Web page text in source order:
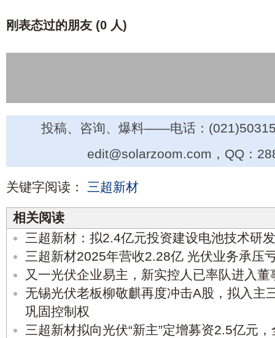
刚表态过的朋友 (0 人)
投稿、咨询、爆料——电话：
edit@solarzoom.com，QQ：
关键字阅读： 三超新材
相关阅读
三超新材：拟2.4亿元投资建设电池技术研
三超新材2025年营收2.28亿 光伏业务承压
又一光伏企业易主，新实控人已率队进入董
无锡光伏老板柳敬麒再度冲击A股，拟入主
巩固控制权
三超新材拟向光伏“新主”定增募资2.5亿元